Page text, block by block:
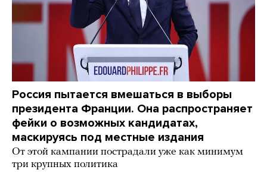
Россия пытается вмешаться в выборы
президента Франции. Она распространяет
фейки о возможных кандидатах,
маскируясь под местные издания
От этой кампании пострадали уже как минимум
три крупных политика